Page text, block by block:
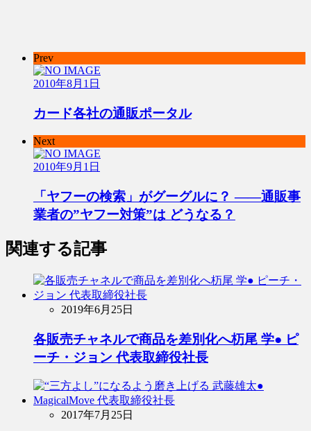
Prev
2010年8月1日
カード各社の通販ポータル
Next
2010年9月1日
「ヤフーの検索」がグーグルに？ ――通販事
業者の”ヤフー対策”は どうなる？
関連する記事
2019年6月25日
各販売チャネルで商品を差別化へ杤尾 学● ピ
ーチ・ジョン 代表取締役社長
2017年7月25日